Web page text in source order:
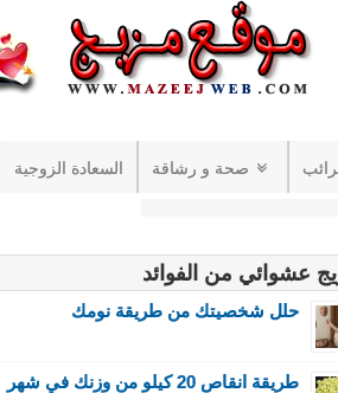
السعادة الزوجية صحة و رشاقة
عشوائي من الفوائد
حلل شخصيتك من طريقة نومك
طريقة انقاص 20 كيلو من وزنك في شهر